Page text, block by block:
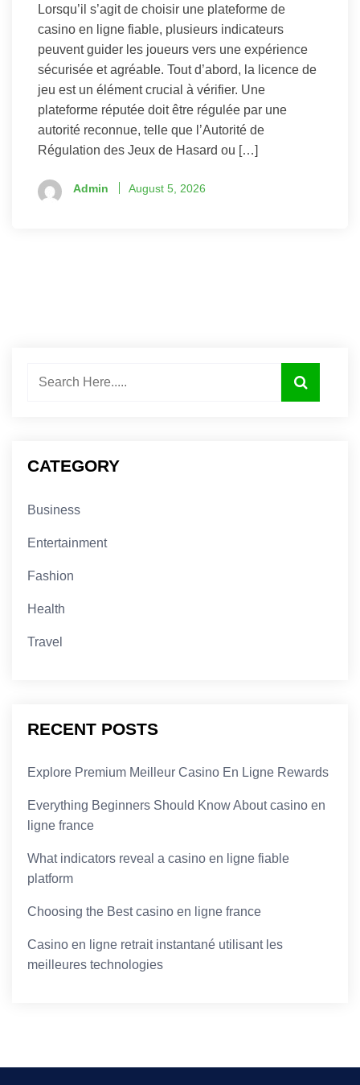
Lorsqu’il s’agit de choisir une plateforme de
casino en ligne fiable, plusieurs indicateurs
peuvent guider les joueurs vers une expérience
sécurisée et agréable. Tout d’abord, la licence de
jeu est un élément crucial à vérifier. Une
plateforme réputée doit être régulée par une
autorité reconnue, telle que l’Autorité de
Régulation des Jeux de Hasard ou […]
Admin August 5, 2026
CATEGORY
Business
Entertainment
Fashion
Health
Travel
RECENT POSTS
Explore Premium Meilleur Casino En Ligne Rewards
Everything Beginners Should Know About casino en
ligne france
What indicators reveal a casino en ligne fiable
platform
Choosing the Best casino en ligne france
Casino en ligne retrait instantané utilisant les
meilleures technologies